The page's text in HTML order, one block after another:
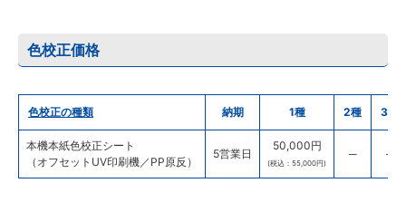
色校正価格
色校正の種類 納期 1種 2種 3種
本機本紙色校正シート
（オフセットUV印刷機／PP原反）
5営業日
50,000円
(税込：55,000円)
─ ─